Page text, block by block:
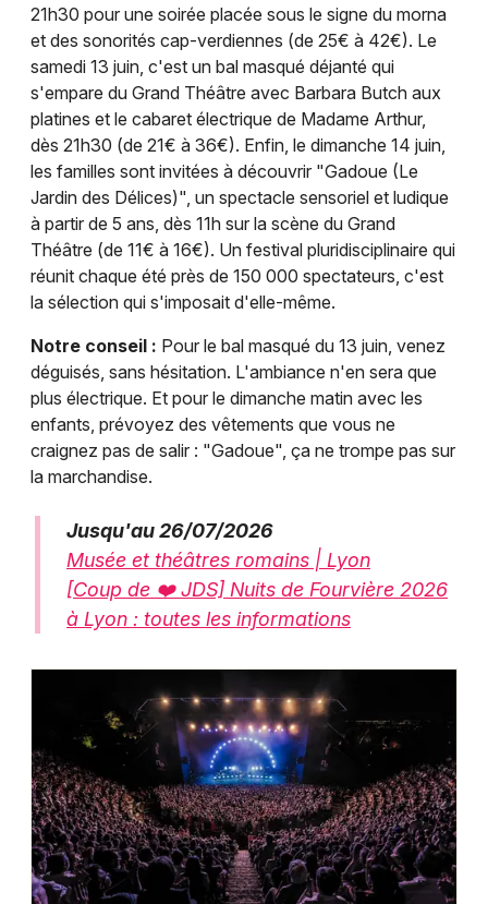
21h30 pour une soirée placée sous le signe du morna
et des sonorités cap-verdiennes (de 25€ à 42€). Le
samedi 13 juin, c'est un bal masqué déjanté qui
s'empare du Grand Théâtre avec Barbara Butch aux
platines et le cabaret électrique de Madame Arthur,
dès 21h30 (de 21€ à 36€). Enfin, le dimanche 14 juin,
les familles sont invitées à découvrir "Gadoue (Le
Jardin des Délices)", un spectacle sensoriel et ludique
à partir de 5 ans, dès 11h sur la scène du Grand
Théâtre (de 11€ à 16€). Un festival pluridisciplinaire qui
réunit chaque été près de 150 000 spectateurs, c'est
la sélection qui s'imposait d'elle-même.
Notre conseil : Pour le bal masqué du 13 juin, venez
déguisés, sans hésitation. L'ambiance n'en sera que
plus électrique. Et pour le dimanche matin avec les
enfants, prévoyez des vêtements que vous ne
craignez pas de salir : "Gadoue", ça ne trompe pas sur
la marchandise.
Jusqu'au 26/07/2026
Musée et théâtres romains | Lyon
[Coup de ❤️ JDS] Nuits de Fourvière 2026
à Lyon : toutes les informations